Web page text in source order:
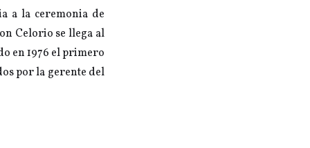
a la ceremonia de
Celorio se llega al
en 1976 el primero
por la gerente del